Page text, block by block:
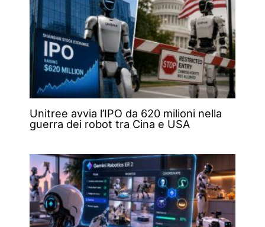
Unitree avvia l’IPO da 620 milioni nella
guerra dei robot tra Cina e USA